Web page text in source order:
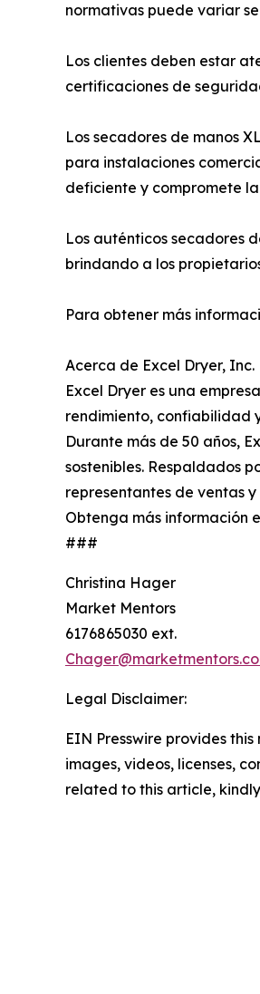
normativas puede variar
Los clientes deben estar
certificaciones de
Los secadores de manos
para instalaciones
deficiente y compromete
Los auténticos secadores
brindando a los
Para obtener más
Acerca de Excel Dryer, Inc.
Excel Dryer es una
rendimiento, confiabilidad
Durante más de 50 años,
sostenibles. Respaldados
representantes de ventas
Obtenga más información
###
Christina Hager
Market Mentors
6176865030 ext.
Legal Disclaimer:
EIN Presswire provides
images, videos, licenses,
related to this article,